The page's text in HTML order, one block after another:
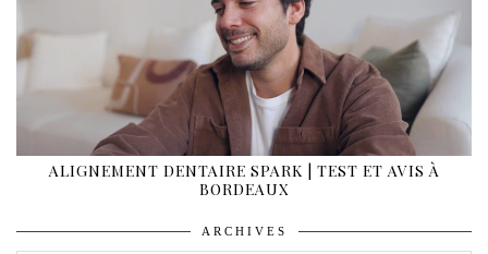
ALIGNEMENT DENTAIRE SPARK | TEST ET AVIS À
BORDEAUX
ARCHIVES